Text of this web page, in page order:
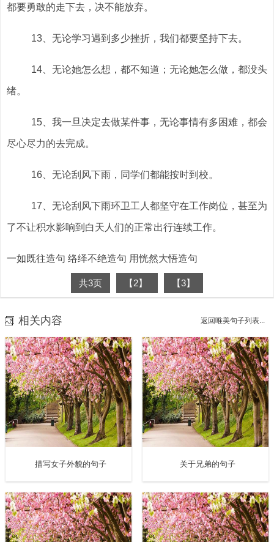
都要勇敢的走下去，决不能放弃。
13、无论学习遇到多少挫折，我们都要坚持下去。
14、无论她怎么想，都不知道；无论她怎么做，都没头
绪。
15、我一旦决定去做某件事，无论事情有多困难，都会
尽心尽力的去完成。
16、无论刮风下雨，同学们都能按时到校。
17、无论刮风下雨环卫工人都坚守在工作岗位，甚至为
了不让积水影响到白天人们的正常出行连续工作。
一如既往造句 络绎不绝造句 用恍然大悟造句
共3页 【2】 【3】
相关内容 返回唯美句子列表...
描写女子外貌的句子 关于兄弟的句子